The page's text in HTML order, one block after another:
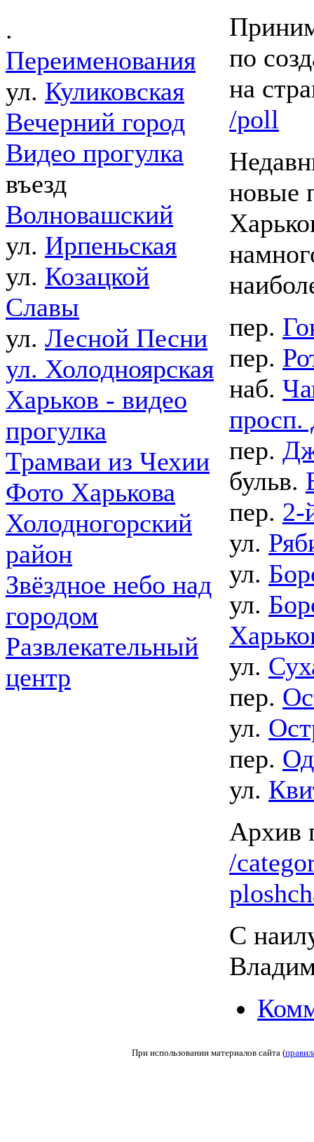
.
Переименования
ул. Куликовская
Вечерний город
Видео прогулка
въезд
Волновашский
ул. Ирпеньская
ул. Козацкой
Славы
ул. Лесной Песни
ул. Холодноярская
Харьков - видео
прогулка
Трамваи из Чехии
Фото Харькова
Холодногорский
район
Звёздное небо над
городом
Развлекательный
центр
по
на
/poll
новые
пер.
пер.
наб.
пер.
бульв.
пер. 2-
ул.
ул.
ул.
ул.
пер.
ул.
пер.
ул.
Архив
/
С
При использовании материалов сайта (